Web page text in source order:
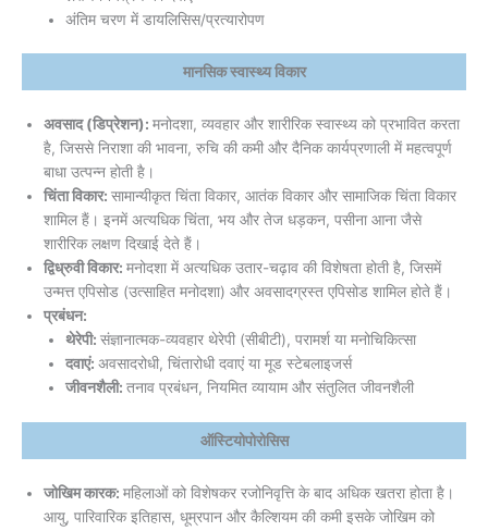
अंतिम चरण में डायलिसिस/प्रत्यारोपण
मानसिक स्वास्थ्य विकार
अवसाद (डिप्रेशन): मनोदशा, व्यवहार और शारीरिक स्वास्थ्य को प्रभावित करता
है, जिससे निराशा की भावना, रुचि की कमी और दैनिक कार्यप्रणाली में महत्वपूर्ण
बाधा उत्पन्न होती है।
चिंता विकार: सामान्यीकृत चिंता विकार, आतंक विकार और सामाजिक चिंता विकार
शामिल हैं। इनमें अत्यधिक चिंता, भय और तेज धड़कन, पसीना आना जैसे
शारीरिक लक्षण दिखाई देते हैं।
द्विध्रुवी विकार: मनोदशा में अत्यधिक उतार-चढ़ाव की विशेषता होती है, जिसमें
उन्मत्त एपिसोड (उत्साहित मनोदशा) और अवसादग्रस्त एपिसोड शामिल होते हैं।
प्रबंधन:
थेरेपी: संज्ञानात्मक-व्यवहार थेरेपी (सीबीटी), परामर्श या मनोचिकित्सा
दवाएं: अवसादरोधी, चिंतारोधी दवाएं या मूड स्टेबलाइजर्स
जीवनशैली: तनाव प्रबंधन, नियमित व्यायाम और संतुलित जीवनशैली
ऑस्टियोपोरोसिस
जोखिम कारक: महिलाओं को विशेषकर रजोनिवृत्ति के बाद अधिक खतरा होता है।
आयु, पारिवारिक इतिहास, धूम्रपान और कैल्शियम की कमी इसके जोखिम को